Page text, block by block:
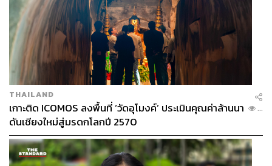
THAILAND
เกาะติด ICOMOS ลงพื้นที่ ‘วัดอุโมงค์’ ประเมินคุณค่าล้านนา
ดันเชียงใหม่สู่มรดกโลกปี 2570
...